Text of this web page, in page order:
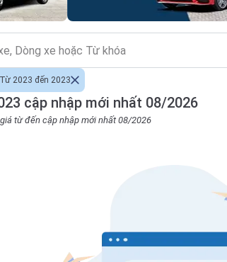
cập nhập mới nhất 08/2026
từ đến cập nhập mới nhất 08/2026
Từ 2023 đến 2023